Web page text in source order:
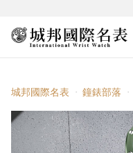
城邦國際名表 鐘錶部落